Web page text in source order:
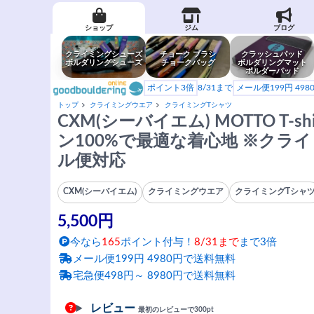
ショップ ジム ブログ
クライミングシューズ
ボルダリングシューズ
チョーク ブラシ
チョークバッグ
クラッシュパッド
ボルダリングマット
ボルダーパッド
ポイント3倍 8/31まで メール便199円
トップ クライミングウエア クライミングTシャツ
CXM(シーバイエム) MOTTO T-
ン100%で最適な着心地 ※クラ
ル便対応
CXM(シーバイエム) クライミングウエア クライミングTシャ
5,500円
今なら 165ポイント付与！ 8/31まで まで3倍
メール便199円 4980円で送料無料
宅急便498円～ 8980円で送料無料
レビュー 最初のレビューで300pt